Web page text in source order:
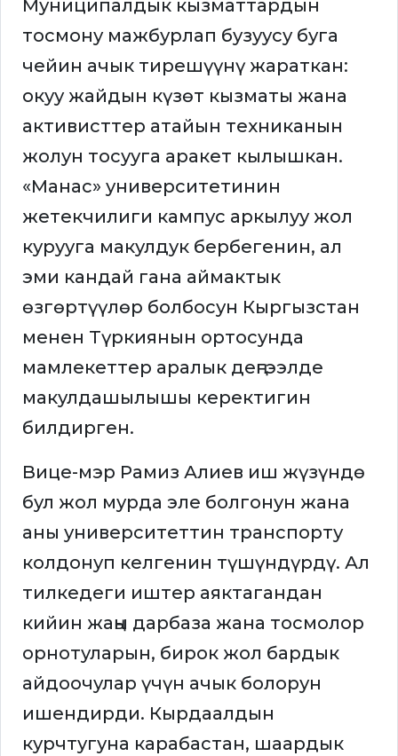
Муниципалдык кызматтардын
тосмону мажбурлап бузуусу буга
чейин ачык тирешүүнү жараткан:
окуу жайдын күзөт кызматы жана
активисттер атайын техниканын
жолун тосууга аракет кылышкан.
«Манас» университетинин
жетекчилиги кампус аркылуу жол
курууга макулдук бербегенин, ал
эми кандай гана аймактык
өзгөртүүлөр болбосун Кыргызстан
менен Түркиянын ортосунда
мамлекеттер аралык деңгээлде
макулдашылышы керектигин
билдирген.
Вице-мэр Рамиз Алиев иш жүзүндө
бул жол мурда эле болгонун жана
аны университеттин транспорту
колдонуп келгенин түшүндүрдү. Ал
тилкедеги иштер аяктагандан
кийин жаңы дарбаза жана тосмолор
орнотуларын, бирок жол бардык
айдоочулар үчүн ачык болорун
ишендирди. Кырдаалдын
курчтугуна карабастан, шаардык